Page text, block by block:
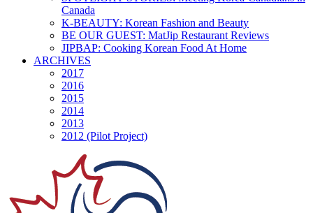
Canada
K-BEAUTY: Korean Fashion and Beauty
BE OUR GUEST: MatJip Restaurant Reviews
JIPBAP: Cooking Korean Food At Home
ARCHIVES
2017
2016
2015
2014
2013
2012 (Pilot Project)